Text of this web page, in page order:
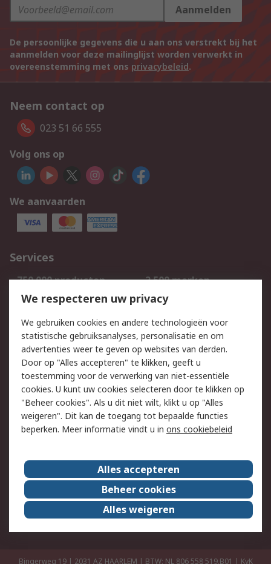
Aanmelden
De persoonlijke gegevens die u aan ons verstrekt bij het
aanmelden voor deze mailinglijst worden verwerkt in
overeenstemming met ons privacybeleid.
Neem contact op
023 51 66 555
Volg ons op
We aanvaarden
Services
750.000 producten
2.500 merken
Bestellen
Inkoopoplossingen
Track & Trace
Wettelijk
Cookiebeleid
Email veiligheid
Privacybeleid
Websitevoorwaarden
Algemene
verkoopvoorwaarden
Over RS
RS Group
Over ons
RS wereldwijd
Werken bij RS
ESG
Bingerweg 19 | 2031 AZ HAARLEM | BTW: NL 806 558 519.B01 | KvK
We respecteren uw privacy
We gebruiken cookies en andere technologieën voor
statistische gebruiksanalyses, personalisatie en om
advertenties weer te geven op websites van derden.
Door op "Alles accepteren" te klikken, geeft u
toestemming voor de verwerking van niet-essentiële
cookies. U kunt uw cookies selecteren door te klikken op
"Beheer cookies". Als u dit niet wilt, klikt u op "Alles
weigeren". Dit kan de toegang tot bepaalde functies
beperken. Meer informatie vindt u in ons cookiebeleid
Alles accepteren
Beheer cookies
Alles weigeren